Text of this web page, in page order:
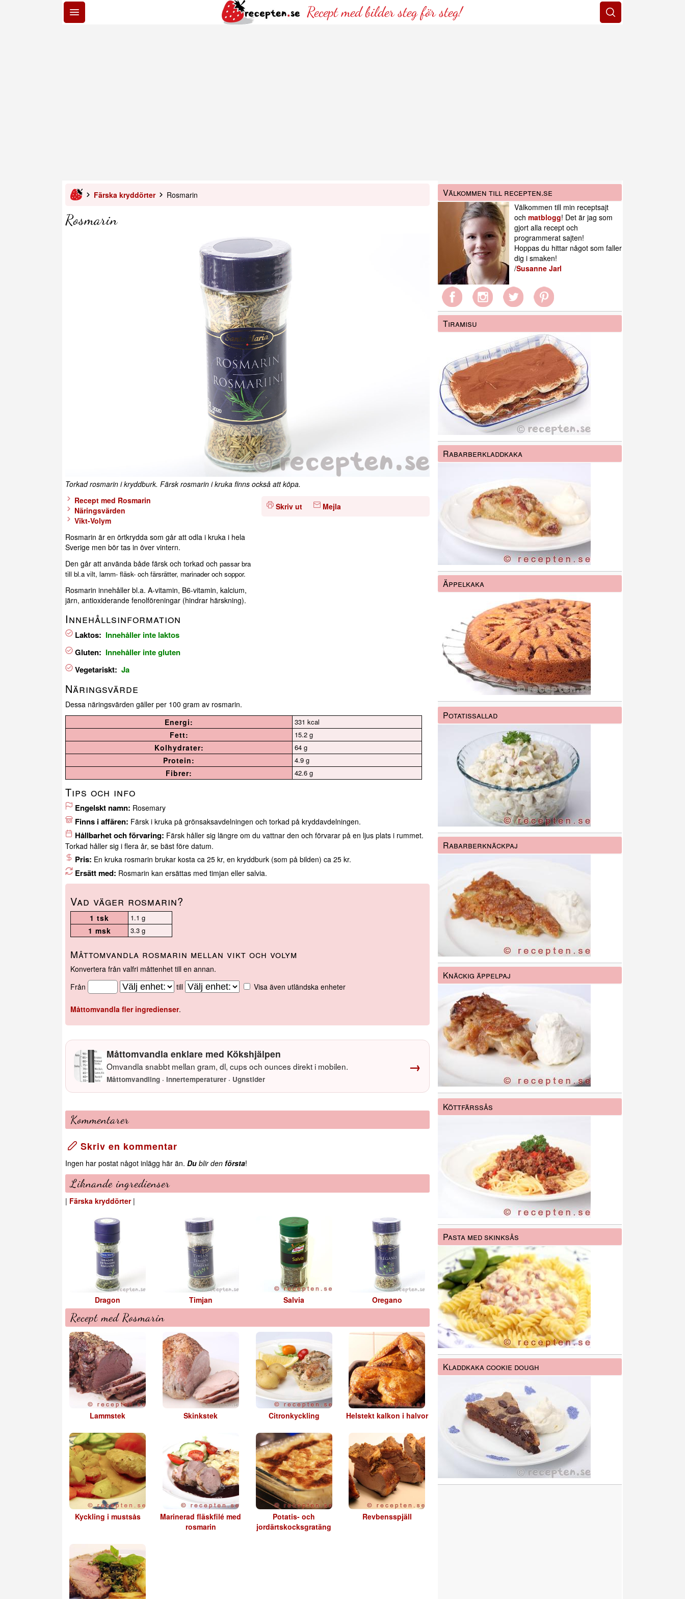
Recept med bilder steg för steg!
Färska kryddörter Rosmarin
Rosmarin
Torkad rosmarin i kryddburk. Färsk rosmarin i kruka finns också att köpa.
Skriv ut Mejla
Recept med Rosmarin
Näringsvärden
Vikt-Volym
Rosmarin är en örtkrydda som går att odla i kruka i hela
Sverige men bör tas in över vintern.
Den går att använda både färsk och torkad och passar bra
till bl.a vilt, lamm- fläsk- och färsrätter, marinader och soppor.
Rosmarin innehåller bl.a. A-vitamin, B6-vitamin, kalcium,
järn, antioxiderande fenolföreningar (hindrar härskning).
Innehållsinformation
Laktos: Innehåller inte laktos
Gluten: Innehåller inte gluten
Vegetariskt: Ja
Näringsvärde
Dessa näringsvärden gäller per 100 gram av rosmarin.
Energi:
331 kcal
Fett: 15.2 g
Kolhydrater: 64 g
Protein: 4.9 g
Fibrer: 42.6 g
Tips och info
Engelskt namn: Rosemary
Finns i affären: Färsk i kruka på grönsaksavdelningen och torkad på kryddavdelningen.
Hållbarhet och förvaring: Färsk håller sig längre om du vattnar den och förvarar på en ljus plats i rummet.
Torkad håller sig i flera år, se bäst före datum.
Pris: En kruka rosmarin brukar kosta ca 25 kr, en kryddburk (som på bilden) ca 25 kr.
Ersätt med: Rosmarin kan ersättas med timjan eller salvia.
Vad väger rosmarin?
1 tsk 1.1 g
1 msk 3.3 g
Måttomvandla rosmarin mellan vikt och volym
Konvertera från valfri måttenhet till en annan.
Från
till Visa även utländska enheter
Måttomvandla fler ingredienser.
Måttomvandla enklare med Kökshjälpen
Omvandla snabbt mellan gram, dl, cups och ounces direkt i mobilen.
Måttomvandling · Innertemperaturer · Ugnstider
→
Kommentarer
Skriv en kommentar
Ingen har postat något inlägg här än. Du blir den första!
Liknande ingredienser
| Färska kryddörter|
Dragon Timjan Salvia Oregano
Recept med Rosmarin
Lammstek Skinkstek Citronkyckling Helstekt kalkon i halvor
Kyckling i mustsås
Marinerad fläskfilé med
rosmarin
Potatis- och
jordärtskocksgratäng
Revbensspjäll
Välkommen till recepten.se
Välkommen till min receptsajt
och matblogg! Det är jag som
gjort alla recept och
programmerat sajten!
Hoppas du hittar något som faller
dig i smaken!
/Susanne Jarl
Tiramisu
Rabarberkladdkaka
Äppelkaka
Potatissallad
Rabarberknäckpaj
Knäckig äppelpaj
Köttfärssås
Pasta med skinksås
Kladdkaka cookie dough